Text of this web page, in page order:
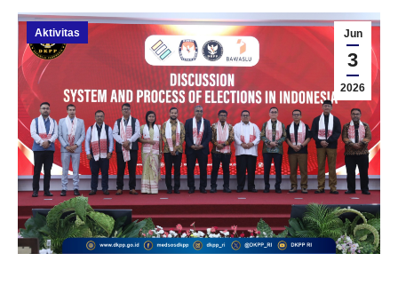
Jun
3
2026
Aktivitas